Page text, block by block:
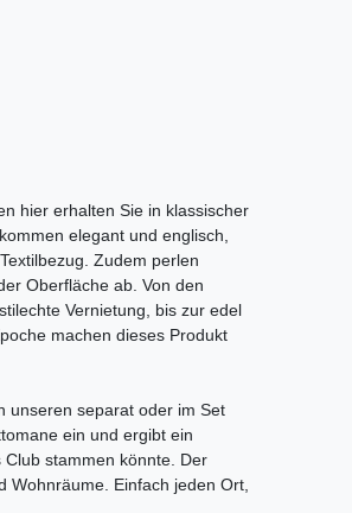
hier erhalten Sie in klassischer
elegant und englisch,
Zudem perlen
Oberfläche ab. Von den
Vernietung, bis zur edel
machen dieses Produkt
unseren separat oder im Set
ein und ergibt ein
stammen könnte. Der
Wohnräume. Einfach jeden Ort,